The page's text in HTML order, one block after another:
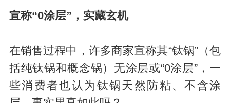
宣称“0涂层”，实藏玄机
在销售过程中，许多商家宣称其“钛锅”（包
括纯钛锅和概念锅）无涂层或“0涂层”，一
些消费者也认为钛锅天然防粘、不含涂